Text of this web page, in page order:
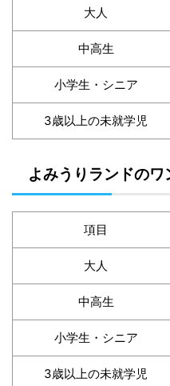
大人
中高生
小学生・シニア
3歳以上の未就学児
よみうりランドの
項目
大人
中高生
小学生・シニア
3歳以上の未就学児